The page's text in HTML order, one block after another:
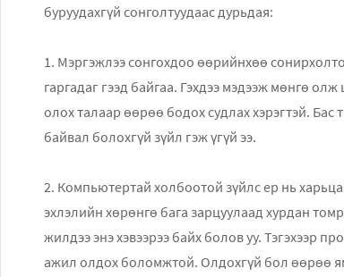
буруудахгүй сонголтуудаас дурьдая:
1. Мэргэжлээ сонгохдоо ѳөрийнхөө
гаргадаг гээд байгаа. Гэхдээ мэдээж мөнгө
олох талаар өөрөө бодох судлах хэрэгтэй.
байвал болохгүй зүйл гэж үгүй ээ.
2. Компьютертай холбоотой зүйлс ер нь
эхлэлийн хөрөнгө бага зарцуулаад хурдан
жилдээ энэ хэвээрээ байх болов уу. Тэгэхээр
ажил олдох боломжтой. Олдохгүй бол өөрөө